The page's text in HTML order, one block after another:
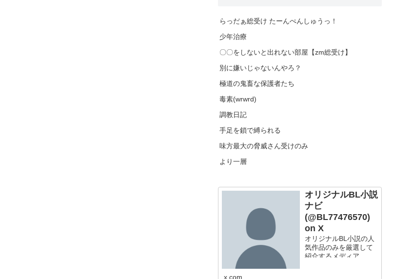
らっだぁ総受け たーんぺんしゅうっ！
少年治療
〇〇をしないと出れない部屋【zm総受け】
別に嫌いじゃないんやろ？
極道の鬼畜な保護者たち
毒素(wrwrd)
調教日記
手足を鎖で縛られる
味方最大の脅威さん受けのみ
より一層
オリジナルBL小説
ナビ
(@BL77476570)
on X
オリジナルBL小説の人
気作品のみを厳選して
紹介するメディア
x.com